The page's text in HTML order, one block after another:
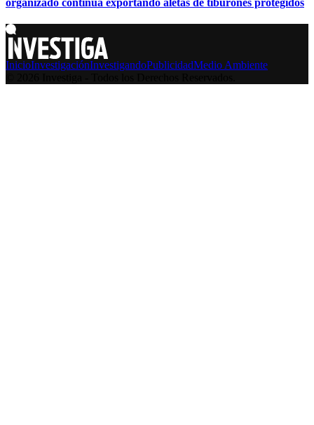
InicioInvestigaciónInvestigandoPublicidadMedio Ambiente